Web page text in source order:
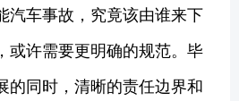
汽车事故，究竟该由谁来下
或许需要更明确的规范。毕
的同时，清晰的责任边界和